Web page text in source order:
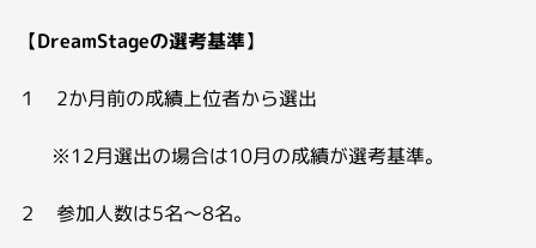
【DreamStageの選考基準】
１ 2か月前の成績上位者から選出
※12月選出の場合は10月の成績が選考基準。
２ 参加人数は5名～8名。